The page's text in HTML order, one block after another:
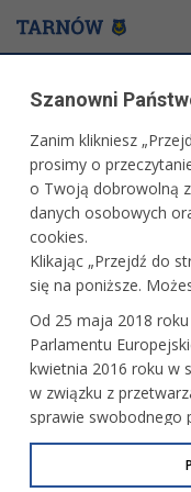
Budżet obywatelski 2015 /
BUDŻET
AKTUALNOŚCI
Znamy
Budżet
budżetu
Szanowni
Zanim klikniesz
prosimy o
o Twoją dobrowolną
danych osobowych
cookies.
Klikając „Przejdź do
się na poniższe.
Od 25 maja 2018
Parlamentu
kwietnia 2016 roku w
w związku z
sprawie swobodnego
uchylenia dyrektywy
lub Ogólne